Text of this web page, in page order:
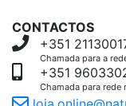
CONTACTOS
+351
Chamada para a
+351
Chamada para rede